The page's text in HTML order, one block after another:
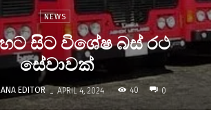
NEWS
සිට විශේෂ බස් රථ
සේවාවක්
EDITOR - APRIL 4, 2024 40 0